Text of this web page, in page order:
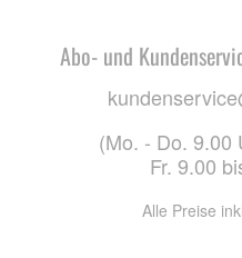
Abo- und
(Mo. - Do. 9.00
Fr. 9.00
Alle Preise